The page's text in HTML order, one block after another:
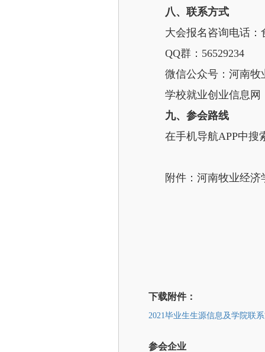
八、联系方式
大会报名咨询电话：
QQ群：56529234
微信公众号：河南
学校就业创业信息网
九、参会路线
在手机导航APP中搜
附件：河南牧业经济
下载附件：
2021毕业生生源信息及学院联
参会企业